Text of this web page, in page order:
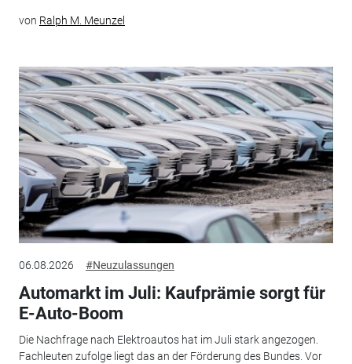
von Ralph M. Meunzel
06.08.2026 #Neuzulassungen
Automarkt im Juli: Kaufprämie sorgt für
E-Auto-Boom
Die Nachfrage nach Elektroautos hat im Juli stark angezogen.
Fachleuten zufolge liegt das an der Förderung des Bundes. Vor